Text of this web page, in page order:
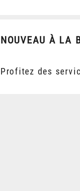
NOUVEAU À LA
Profitez des